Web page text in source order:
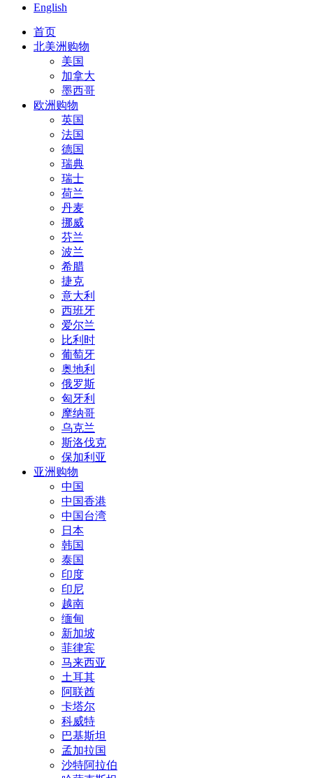
English
首页
北美洲购物
美国
加拿大
墨西哥
欧洲购物
英国
法国
德国
瑞典
瑞士
荷兰
丹麦
挪威
芬兰
波兰
希腊
捷克
意大利
西班牙
爱尔兰
比利时
葡萄牙
奥地利
俄罗斯
匈牙利
摩纳哥
乌克兰
斯洛伐克
保加利亚
亚洲购物
中国
中国香港
中国台湾
日本
韩国
泰国
印度
印尼
越南
缅甸
新加坡
菲律宾
马来西亚
土耳其
阿联酋
卡塔尔
科威特
巴基斯坦
孟加拉国
沙特阿拉伯